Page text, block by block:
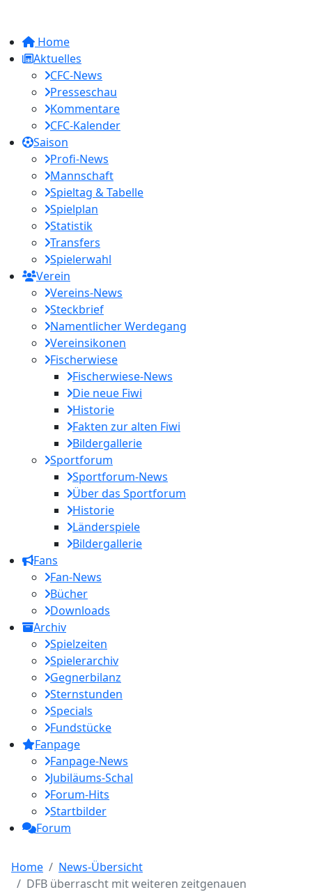
Home
Aktuelles
CFC-News
Presseschau
Kommentare
CFC-Kalender
Saison
Profi-News
Mannschaft
Spieltag & Tabelle
Spielplan
Statistik
Transfers
Spielerwahl
Verein
Vereins-News
Steckbrief
Namentlicher Werdegang
Vereinsikonen
Fischerwiese
Fischerwiese-News
Die neue Fiwi
Historie
Fakten zur alten Fiwi
Bildergallerie
Sportforum
Sportforum-News
Über das Sportforum
Historie
Länderspiele
Bildergallerie
Fans
Fan-News
Bücher
Downloads
Archiv
Spielzeiten
Spielerarchiv
Gegnerbilanz
Sternstunden
Specials
Fundstücke
Fanpage
Fanpage-News
Jubiläums-Schal
Forum-Hits
Startbilder
Forum
Home
News-Übersicht
DFB überrascht mit weiteren zeitgenauen